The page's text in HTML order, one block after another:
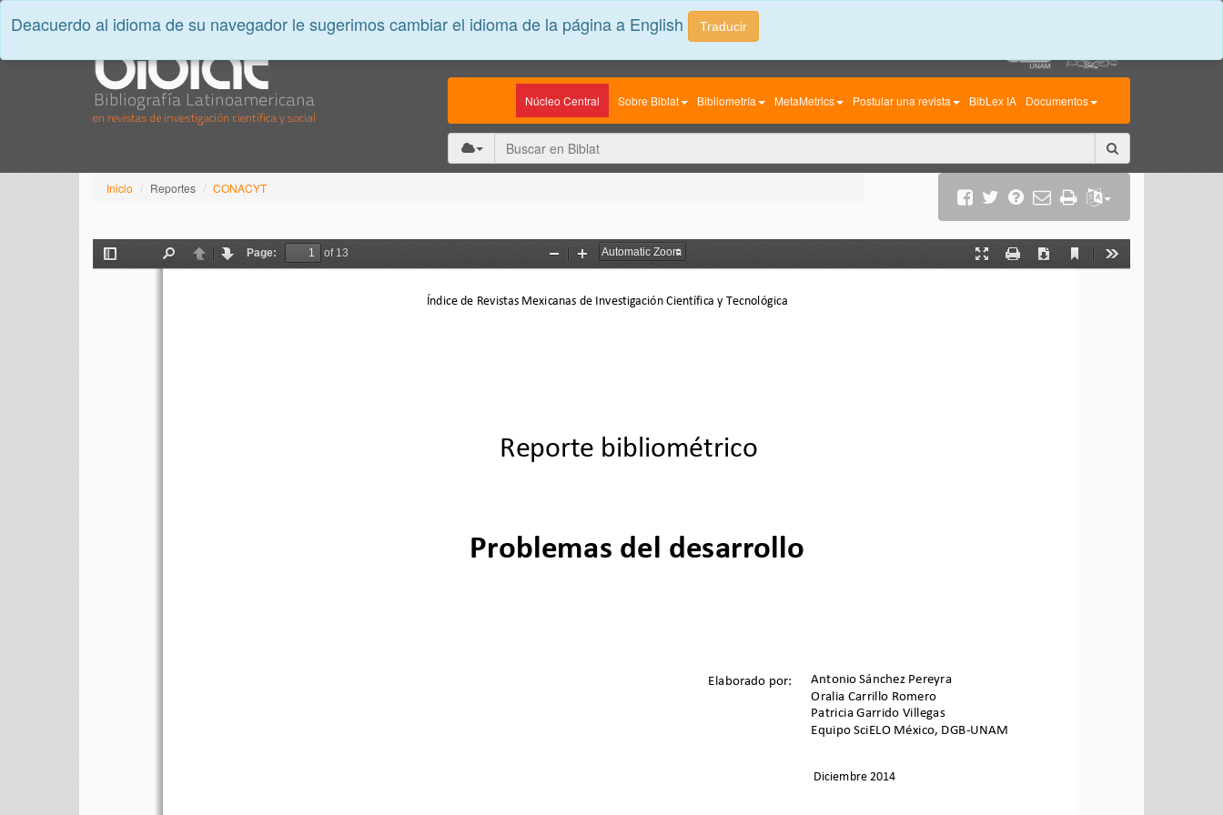
Núcleo Central Sobre Biblat Bibliometría MetaMetrics Postular una revista BibLex IA Documentos
Inicio Reportes CONACYT
Toggle
PreviousNext
Page:
of 13
Presentation
Print Download
Current
Zoom
Zoom
Índice de Revistas Mexicanas de Investigación Científica y Tecnológica
Reporte bibliométrico
Antonio Sánchez Pereyra
Oralia Carrillo Romero
Patricia Garrido Villegas
Equipo SciELO México, DGB-UNAM
Elaborado por:
Diciembre 2014
Problemas del desarrollo
Deacuerdo al idioma de su navegador le sugerimos cambiar el idioma de la página a English Traducir